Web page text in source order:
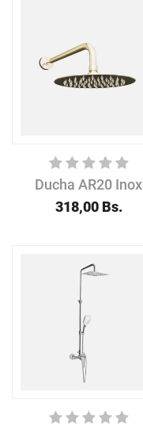
Ducha AR20 Inox
318,00Bs.